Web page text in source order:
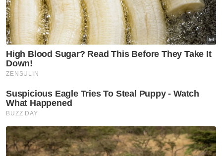
Emiriah Arab Bersatu (UAE) pada 12 Mac lalu
serta satu pasport Israel.
Melalui soal siasat, suspek mendakwa datang
ke negara ini untuk mencari seorang individu
yang juga rakyat negaranya untuk dibunuh
polis tidak mempercayai dakwaan itu.